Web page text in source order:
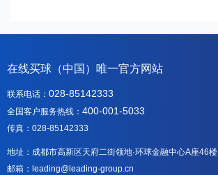
在线买球（中国）唯一官方网站
联系电话： 028-85142333
全国客户服务热线： 400-001-5033
传真：028-85142333
地址：成都市高新区天府二街领地·环球金融中心A座46楼
邮箱：leading@leading-group.cn